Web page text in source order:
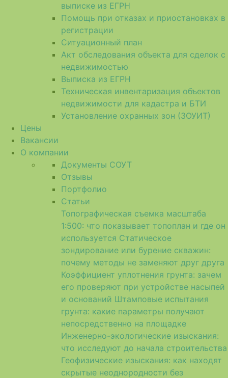
выписке из ЕГРН
Помощь при отказах и приостановках в
регистрации
Ситуационный план
Акт обследования объекта для сделок с
недвижимостью
Выписка из ЕГРН
Техническая инвентаризация объектов
недвижимости для кадастра и БТИ
Установление охранных зон (ЗОУИТ)
Цены
Вакансии
О компании
Документы СОУТ
Отзывы
Портфолио
Статьи
Топографическая съемка масштаба
1:500: что показывает топоплан и где он
используется Статическое
зондирование или бурение скважин:
почему методы не заменяют друг друга
Коэффициент уплотнения грунта: зачем
его проверяют при устройстве насыпей
и оснований Штамповые испытания
грунта: какие параметры получают
непосредственно на площадке
Инженерно-экологические изыскания:
что исследуют до начала строительства
Геофизические изыскания: как находят
скрытые неоднородности без